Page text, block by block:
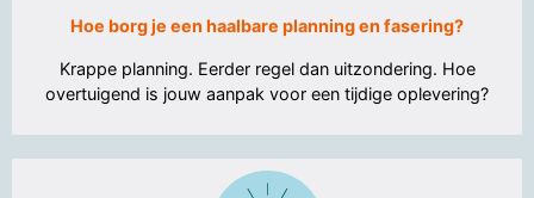
Hoe borg je een haalbare planning en fasering?
Krappe planning. Eerder regel dan uitzondering. Hoe
overtuigend is jouw aanpak voor een tijdige oplevering?